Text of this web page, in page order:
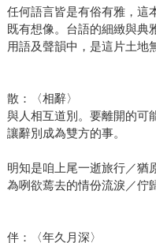
任何語言皆是有俗有雅，這
既有想像。台語的細緻與典
用語及聲韻中，是這片土地
散：〈相辭〉
與人相互道別。要離開的可
讓辭別成為雙方的事。
明知是咱上尾一逝旅行／猶
為咧欲蔫去的情份流淚／佇
伴：〈年久月深〉